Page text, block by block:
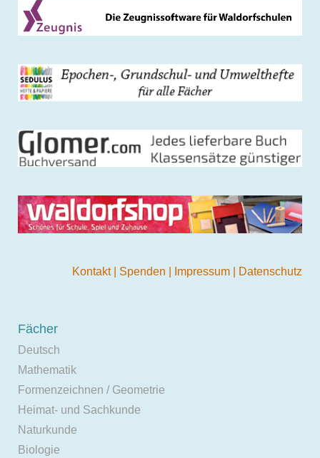
Kontakt Spenden Impressum Datenschutz
Fächer
Deutsch
Mathematik
Formenzeichnen / Geometrie
Heimat- und Sachkunde
Naturkunde
Biologie